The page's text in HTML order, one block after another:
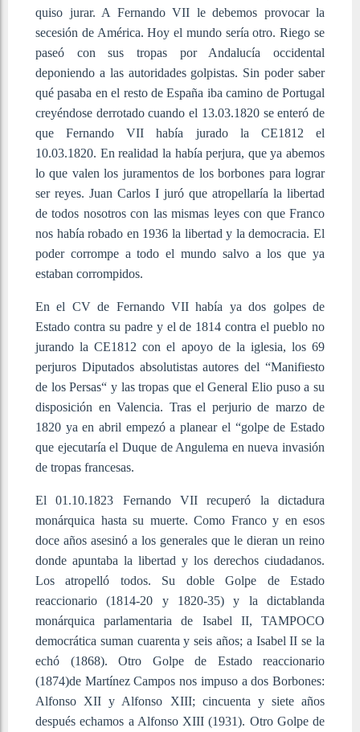
quiso jurar. A Fernando VII le debemos provocar la
secesión de América. Hoy el mundo sería otro. Riego se
paseó con sus tropas por Andalucía occidental
deponiendo a las autoridades golpistas. Sin poder saber
qué pasaba en el resto de España iba camino de Portugal
creyéndose derrotado cuando el 13.03.1820 se enteró de
que Fernando VII había jurado la CE1812 el
10.03.1820. En realidad la había perjura, que ya abemos
lo que valen los juramentos de los borbones para lograr
ser reyes. Juan Carlos I juró que atropellaría la libertad
de todos nosotros con las mismas leyes con que Franco
nos había robado en 1936 la libertad y la democracia. El
poder corrompe a todo el mundo salvo a los que ya
estaban corrompidos.
En el CV de Fernando VII había ya dos golpes de
Estado contra su padre y el de 1814 contra el pueblo no
jurando la CE1812 con el apoyo de la iglesia, los 69
perjuros Diputados absolutistas autores del “Manifiesto
de los Persas“ y las tropas que el General Elio puso a su
disposición en Valencia. Tras el perjurio de marzo de
1820 ya en abril empezó a planear el “golpe de Estado
que ejecutaría el Duque de Angulema en nueva invasión
de tropas francesas.
El 01.10.1823 Fernando VII recuperó la dictadura
monárquica hasta su muerte. Como Franco y en esos
doce años asesinó a los generales que le dieran un reino
donde apuntaba la libertad y los derechos ciudadanos.
Los atropelló todos. Su doble Golpe de Estado
reaccionario (1814-20 y 1820-35) y la dictablanda
monárquica parlamentaria de Isabel II, TAMPOCO
democrática suman cuarenta y seis años; a Isabel II se la
echó (1868). Otro Golpe de Estado reaccionario
(1874)de Martínez Campos nos impuso a dos Borbones:
Alfonso XII y Alfonso XIII; cincuenta y siete años
después echamos a Alfonso XIII (1931). Otro Golpe de